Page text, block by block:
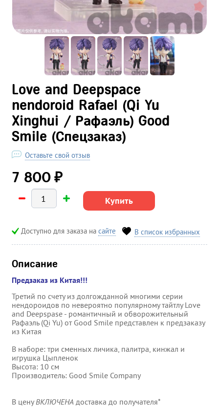
Love and Deepspace
nendoroid Rafael (Qi Yu
Xinghui / Рафаэль) Good
Smile (Спецзаказ)
Оставьте свой отзыв
7 800 ₽
Купить
Доступно для заказа на сайте В список избранных
Описание
Предзаказ из Китая!!!
Третий по счету из долгожданной многими серии
нендороидов по невероятно популярному тайтлу Love
and Deepspase - романтичный и обворожительный
Рафаэль (Qi Yu) от Good Smile представлен к предзаказу
из Китая
В наборе: три сменных личика, палитра, кинжал и
игрушка Цыпленок
Высота: 10 см
Производитель: Good Smile Company
В цену ВКЛЮЧЕНА доставка до получателя*